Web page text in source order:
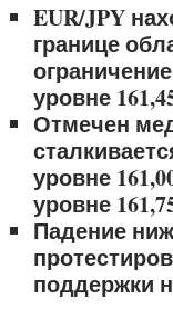
EUR/JPY
границе
уровне
Отмечен
уровне
уровне
Падение
поддержки